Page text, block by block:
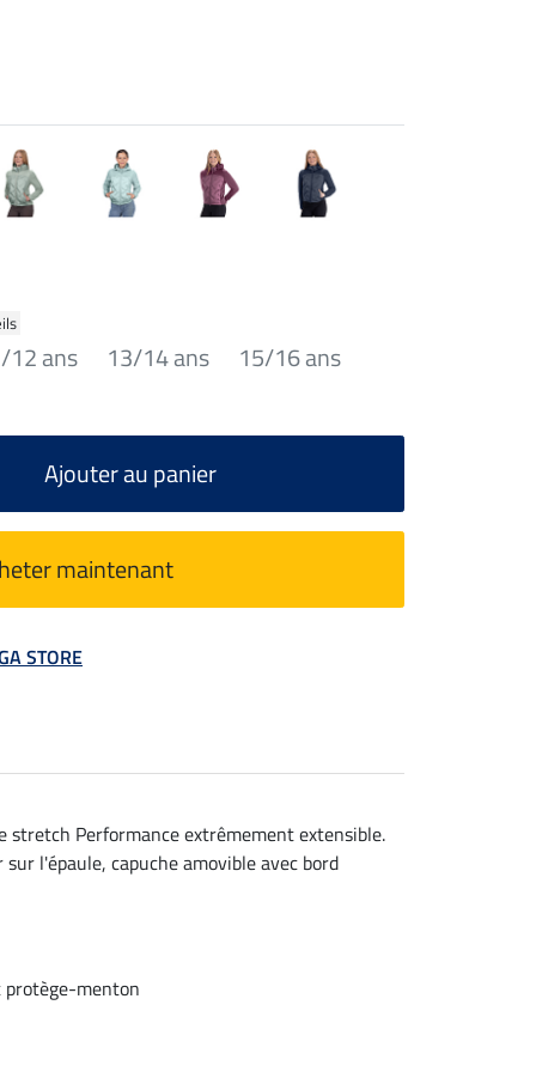
12 ans 13/14 ans 15/16 ans
Ajouter au panier
maintenant
STORE
Performance extrêmement extensible.
l'épaule, capuche amovible avec bord
protège-menton